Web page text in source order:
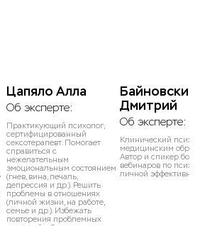
Цапяло Алла
Об эксперте:
Практикующий психолог,
сертифицированный
сексотерапевт. Помогает
справиться с
нежелательным
эмоциональным состоянием
(гнев, вина, печаль,
депрессия и др.). Решить
проблемы в отношениях
(личной жизни, на работе,
семье и др.). Избежать
повторения проблемных
Байновский
Дмитрий
Об эксперте:
Клинический
медицинским
Автор и спикер
вебинаров по
личной